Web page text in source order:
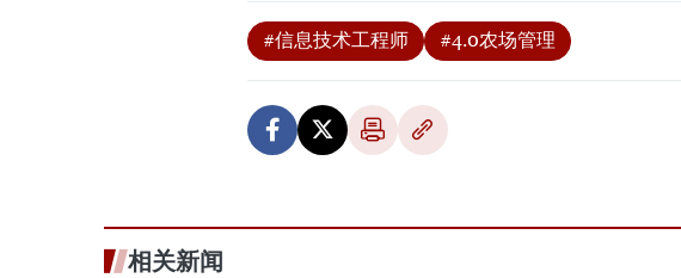
#信息技术工程师 #4.0农场管理
相关新闻